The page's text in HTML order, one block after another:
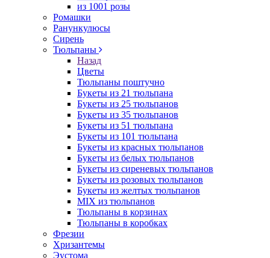
из 1001 розы
Ромашки
Ранункулюсы
Сирень
Тюльпаны
Назад
Цветы
Тюльпаны поштучно
Букеты из 21 тюльпана
Букеты из 25 тюльпанов
Букеты из 35 тюльпанов
Букеты из 51 тюльпана
Букеты из 101 тюльпана
Букеты из красных тюльпанов
Букеты из белых тюльпанов
Букеты из сиреневых тюльпанов
Букеты из розовых тюльпанов
Букеты из желтых тюльпанов
MIX из тюльпанов
Тюльпаны в корзинах
Тюльпаны в коробках
Фрезии
Хризантемы
Эустома